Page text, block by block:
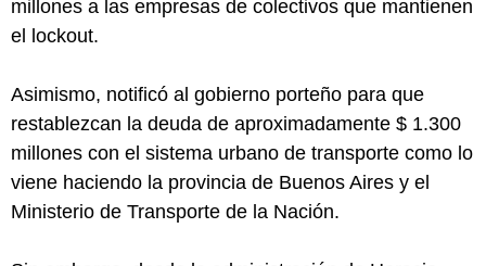
millones a las empresas de colectivos que mantienen
el lockout.
Asimismo, notificó al gobierno porteño para que
restablezcan la deuda de aproximadamente $ 1.300
millones con el sistema urbano de transporte como lo
viene haciendo la provincia de Buenos Aires y el
Ministerio de Transporte de la Nación.